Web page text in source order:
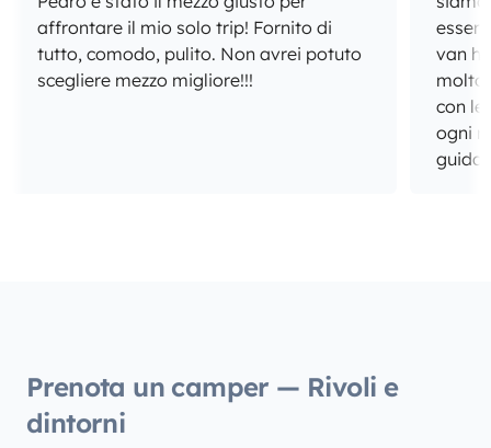
affrontare il mio solo trip! Fornito di
tutto, comodo, pulito. Non avrei potuto
scegliere mezzo migliore!!!
van
molto
con le
ogni
guida
Prenota un camper — Rivoli e
dintorni